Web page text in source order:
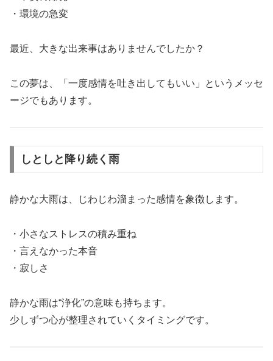
・環境の急変
最近、大きな出来事はありませんでしたか？
この夢は、「一度感情を吐き出してもいい」というメッセ
ージでもあります。
しとしと降り続く雨
静かな大雨は、じわじわ溜まった感情を象徴します。
・小さなストレスの積み重ね
・言えなかった本音
・寂しさ
静かな雨は“浄化”の意味も持ちます。
少しずつ心が整理されていくタイミングです。